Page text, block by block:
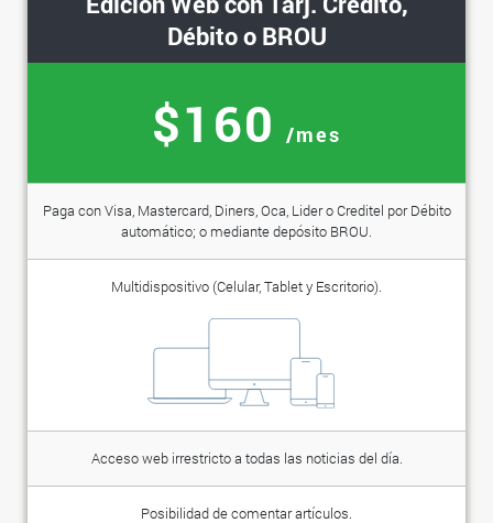
Débito o BROU
$160 /mes
Paga con Visa, Mastercard, Diners, Oca, Lider o Creditel por Débito
automático; o mediante depósito BROU.
Multidispositivo (Celular, Tablet y Escritorio).
Acceso web irrestricto a todas las noticias del día.
Posibilidad de comentar artículos.